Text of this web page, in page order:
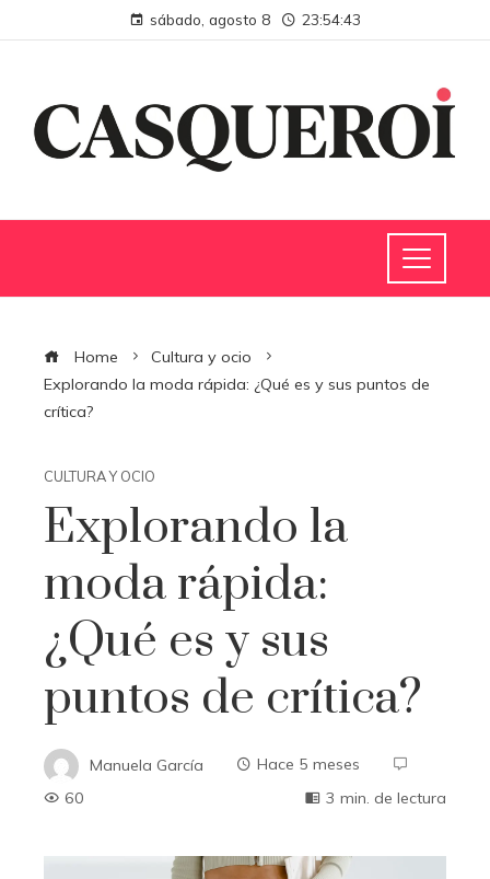
sábado, agosto 8 23:54:43
Home
Cultura y ocio
Explorando la moda rápida: ¿Qué es y sus puntos de
crítica?
CULTURA Y OCIO
Explorando la
moda rápida:
¿Qué es y sus
puntos de crítica?
Manuela García
Hace 5 meses
60
3 min. de lectura